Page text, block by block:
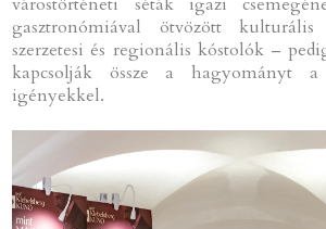
gasztronómiával ötvözött
szerzetesi és regionális kóstolók –
kapcsolják össze a hagyományt
igényekkel.